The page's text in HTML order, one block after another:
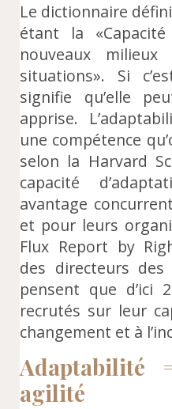
Le dictionnaire
étant la
nouveaux
situations». Si
signifie qu’elle
apprise.
une compétence
selon la Harvard
capacité
avantage
et pour leurs
Flux Report by
des directeurs des
pensent que d’ici
recrutés sur leur
changement et à
Adaptabilité
agilité